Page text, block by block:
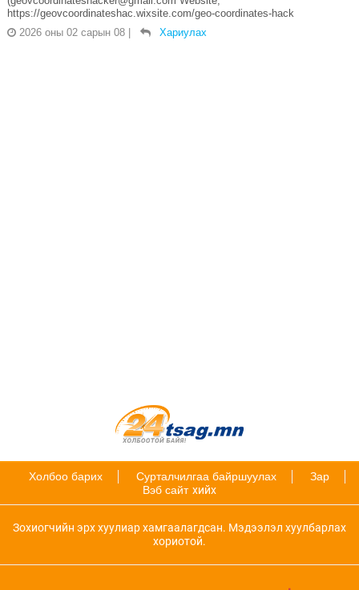
https://geovcoordinateshac.wixsite.com/geo-coordinates-hack
2026 оны 02 сарын 08
Хариулах
Холбоо барих Сурталчилгаа байршуулах
Зар
Вэб сайт хийх
Зохиогчийн эрх хуулиар хамгаалагдсан. Мэдээлэл хуулбарлах
хориотой.